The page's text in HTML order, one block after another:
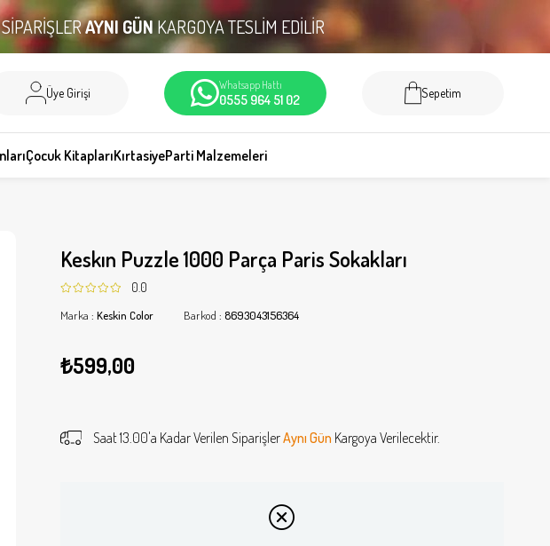
AYNI GÜN KARGOYA TESLİM EDİLİR
Üye Girişi
Whatsapp Hattı
0555 964 51 02 Sepetim
Çocuk KitaplarıKırtasiyeParti Malzemeleri
Keskın Puzzle 1000 Parça Paris Sokakları
0.0
Marka : Keskin Color Barkod : 8693043156364
₺599,00
Saat 13.00'a Kadar Verilen SiparişlerAynı Gün Kargoya Verilecektir.